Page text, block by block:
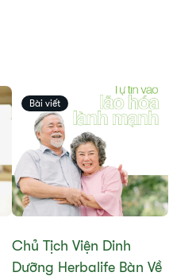
Bài viết
Chủ Tịch Viện Dinh
Dưỡng Herbalife Bàn Về